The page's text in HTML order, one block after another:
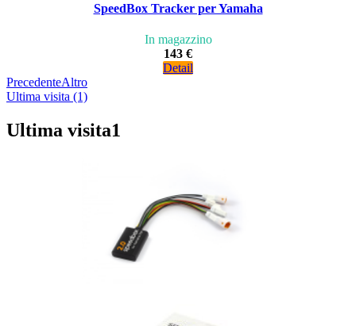
SpeedBox Tracker per Yamaha
In magazzino
143 €
Detail
PrecedenteAltro
Ultima visita (1)
Ultima visita1